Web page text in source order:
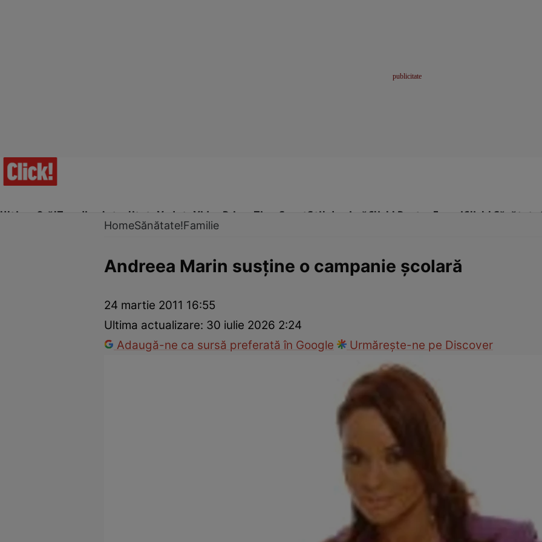
Ultima Oră!Trending Actualitate Vedete Video Prime Time SportStil de viațăClick! Pentru FemeiClick! Sănătate
Prevenție și tratamentRemedii naturisteMedicii răspund
HomeSănătate!Familie
Andreea Marin susţine o campanie şcolară
24 martie 2011 16:55
Ultima actualizare: 30 iulie 2026 2:24
Adaugă-ne ca sursă preferată în Google
Urmărește-ne pe Discover